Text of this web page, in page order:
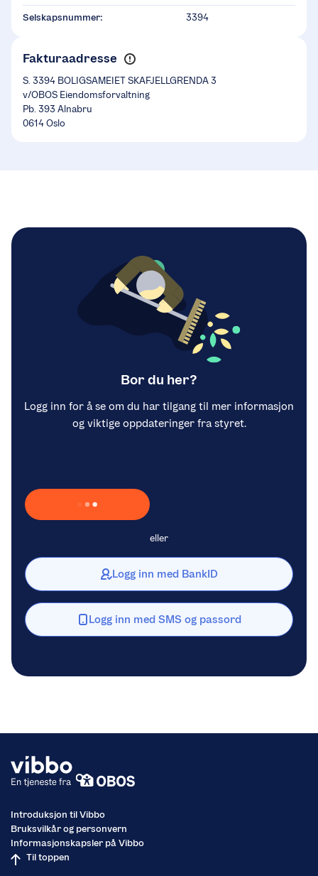
Selskapsnummer: 3394
Fakturaadresse
S. 3394 BOLIGSAMEIET SKAFJELLGRENDA 3
v/OBOS Eiendomsforvaltning
Pb. 393 Alnabru
0614 Oslo
Bor du her?
Logg inn for å se om du har tilgang til mer informasjon
og viktige oppdateringer fra styret.
Laster inn Vipps …
eller
Logg inn med BankID
Logg inn med SMS og passord
Introduksjon til Vibbo
Bruksvilkår og personvern
Informasjonskapsler på Vibbo
Til toppen